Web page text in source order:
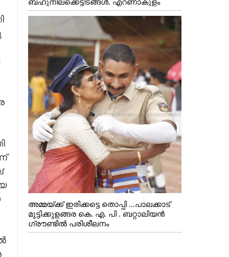
ബഹുനിലക്കെട്ടിടങ്ങൾ. എറണാകുളം
ചാത്യാത്ത് റോഡിൽ നിന്നുള്ള കാഴ്ച
അമ്മയ്ക്ക് ഇരിക്കട്ടെ തൊപ്പി ...പാലക്കാട്
മുട്ടിക്കുളങ്ങര കെ. എ. പി . ബറ്റാലിയൻ
ഗ്രൗണ്ടിൽ പരിശീലനം